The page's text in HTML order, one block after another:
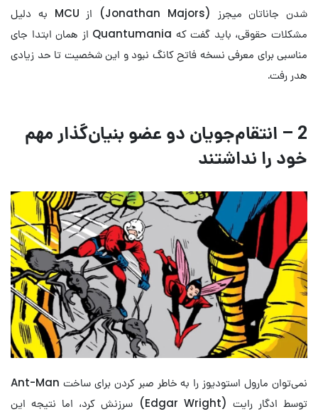
شدن جاناتان میجرز (Jonathan Majors) از MCU به دلیل
مشکلات حقوقی، باید گفت که Quantumania از همان ابتدا جای
مناسبی برای معرفی نسخه فاتح کانگ نبود و این شخصیت تا حد زیادی
هدر رفت.
2 – انتقام‌جویان دو عضو بنیان‌گذار مهم
خود را نداشتند
نمی‌توان مارول استودیوز را به خاطر صبر کردن برای ساخت Ant-Man
توسط ادگار رایت (Edgar Wright) سرزنش کرد، اما نتیجه این